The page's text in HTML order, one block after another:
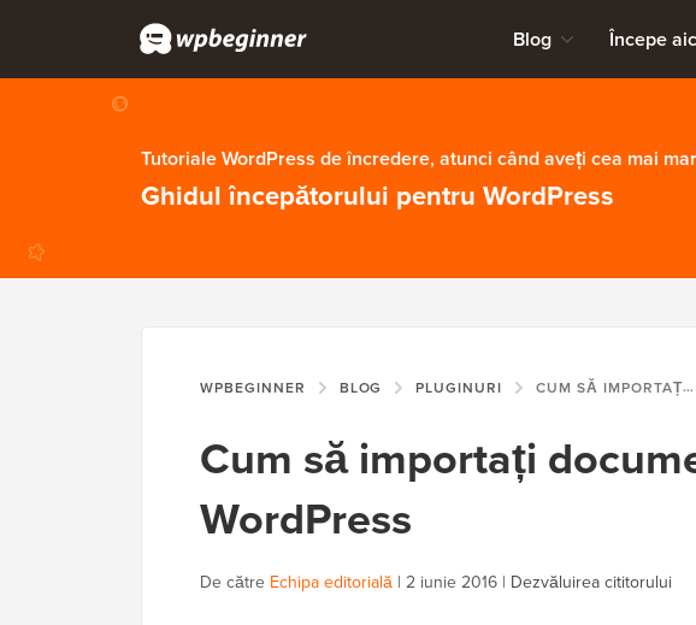
Blog Începe
Tutoriale WordPress de încredere, atunci când aveți cea mai
Ghidul începătorului pentru WordPress
WPBEGINNER BLOG PLUGINURI CUM SĂ IMPORTAȚI DOCUMENTE .DOCX ÎN WORDPRESS
Cum să importați
WordPress
De către Echipa editorială | 2 iunie 2016 | Dezvăluirea cititorului